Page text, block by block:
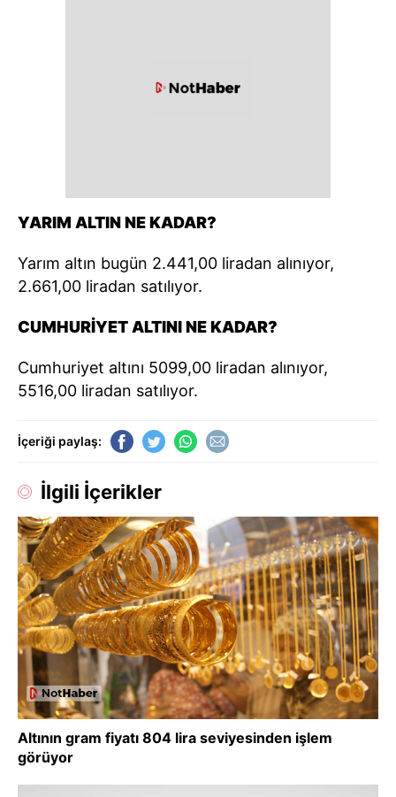
YARIM ALTIN NE KADAR?
Yarım altın bugün 2.441,00 liradan alınıyor,
2.661,00 liradan satılıyor.
CUMHURİYET ALTINI NE KADAR?
Cumhuriyet altını 5099,00 liradan alınıyor,
5516,00 liradan satılıyor.
İçeriği paylaş:
İlgili İçerikler
Altının gram fiyatı 804 lira seviyesinden işlem
görüyor